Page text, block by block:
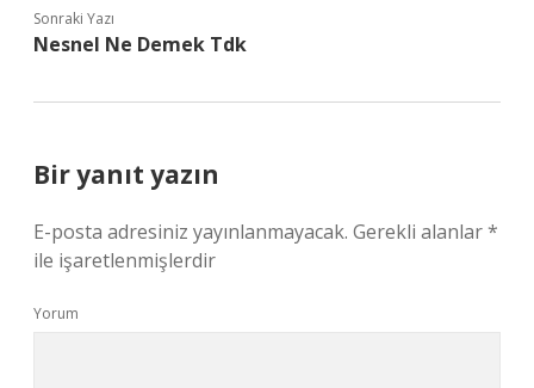
Sonraki Yazı
Nesnel Ne Demek Tdk
Bir yanıt yazın
E-posta adresiniz yayınlanmayacak. Gerekli alanlar*
ile işaretlenmişlerdir
Yorum